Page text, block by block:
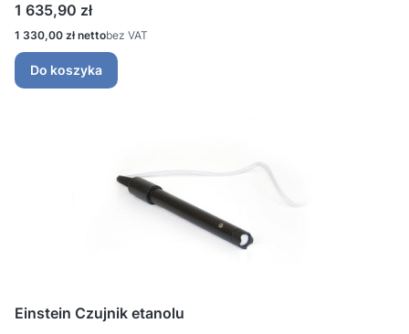
Cena
1 635,90 zł
Cena
1 330,00 zł bez VAT
Do koszyka
Einstein Czujnik etanolu